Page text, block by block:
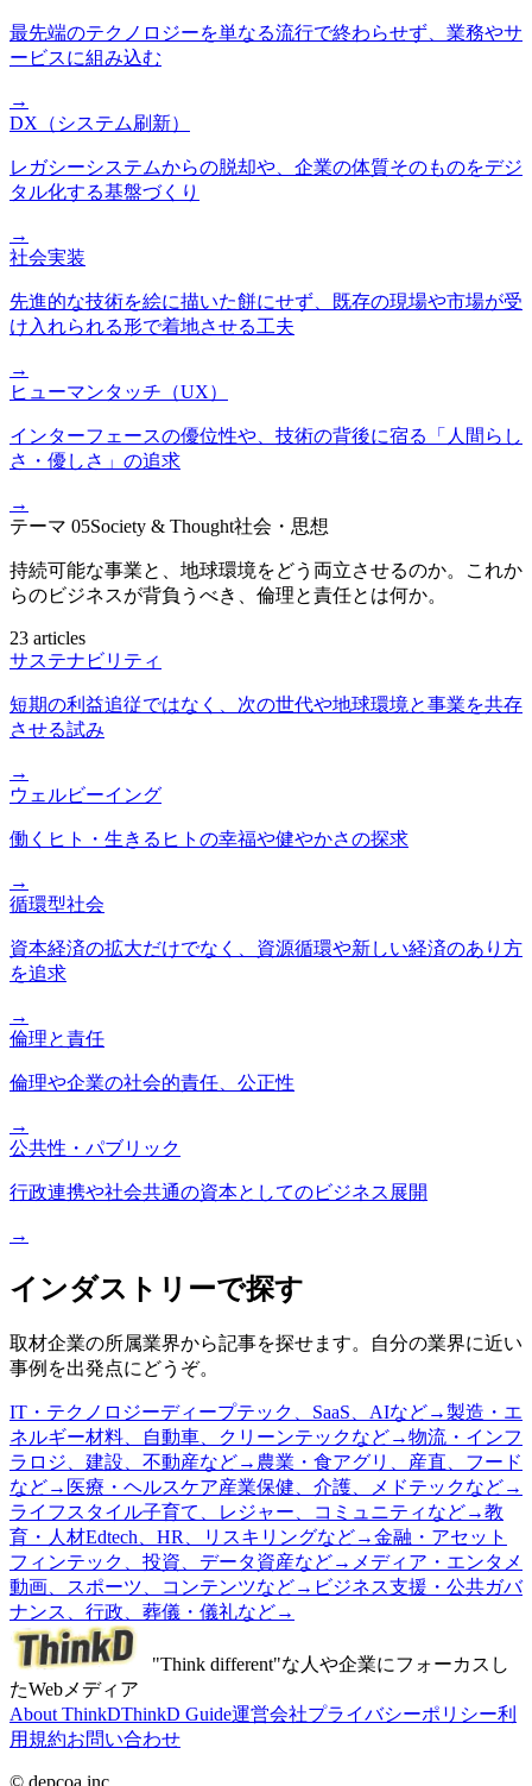
最先端のテクノロジーを単なる流行で終わらせず、業務やサ
ービスに組み込む
→
DX（システム刷新）
レガシーシステムからの脱却や、企業の体質そのものをデジ
タル化する基盤づくり
→
社会実装
先進的な技術を絵に描いた餅にせず、既存の現場や市場が受
け入れられる形で着地させる工夫
→
ヒューマンタッチ（UX）
インターフェースの優位性や、技術の背後に宿る「人間らし
さ・優しさ」の追求
→
テーマ 05Society & Thought社会・思想
持続可能な事業と、地球環境をどう両立させるのか。これか
らのビジネスが背負うべき、倫理と責任とは何か。
23 articles
サステナビリティ
短期の利益追従ではなく、次の世代や地球環境と事業を共存
させる試み
→
ウェルビーイング
働くヒト・生きるヒトの幸福や健やかさの探求
→
循環型社会
資本経済の拡大だけでなく、資源循環や新しい経済のあり方
を追求
→
倫理と責任
倫理や企業の社会的責任、公正性
→
公共性・パブリック
行政連携や社会共通の資本としてのビジネス展開
→
インダストリーで探す
取材企業の所属業界から記事を探せます。自分の業界に近い
事例を出発点にどうぞ。
IT・テクノロジーディープテック、SaaS、AIなど→製造・エ
ネルギー材料、自動車、クリーンテックなど→物流・インフ
ラ ロジ、建設、不動産など→ 農業・食アグリ、産直、フード
など→ 医療・ヘルスケア産業保健、介護、メドテックなど→
ライフスタイル子育て、レジャー、コミュニティなど→教
育・人材Edtech、HR、リスキリングなど→金融・アセット
フィンテック、投資、データ資産など→ メディア・エンタメ
動画、スポーツ、コンテンツなど→ ビジネス支援・公共ガバ
ナンス、行政、葬儀・儀礼など→
"Think different"な人や企業にフォーカスし
たWebメディア
About ThinkDThinkD Guide運営会社プライバシーポリシー利
用規約お問い合わせ
© depcoa inc.